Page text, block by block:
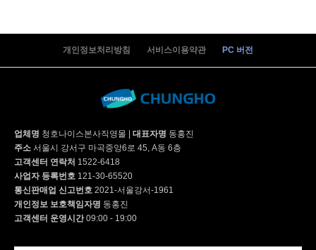
개인정보처리방침 서비스이용약관 PC 버전
업체명 청호나이스본사직영몰 대표자명 동홍진
주소 서울시 강서구 마곡중앙6로 45, A동 6층
고객센터 연락처 1522-6418
사업자 등록번호 121-30-65520
통신판매업 신고번호 2021-서울강서-1961
개인정보 보호책임자명 동홍진
고객센터 운영시간09:00 - 19:00